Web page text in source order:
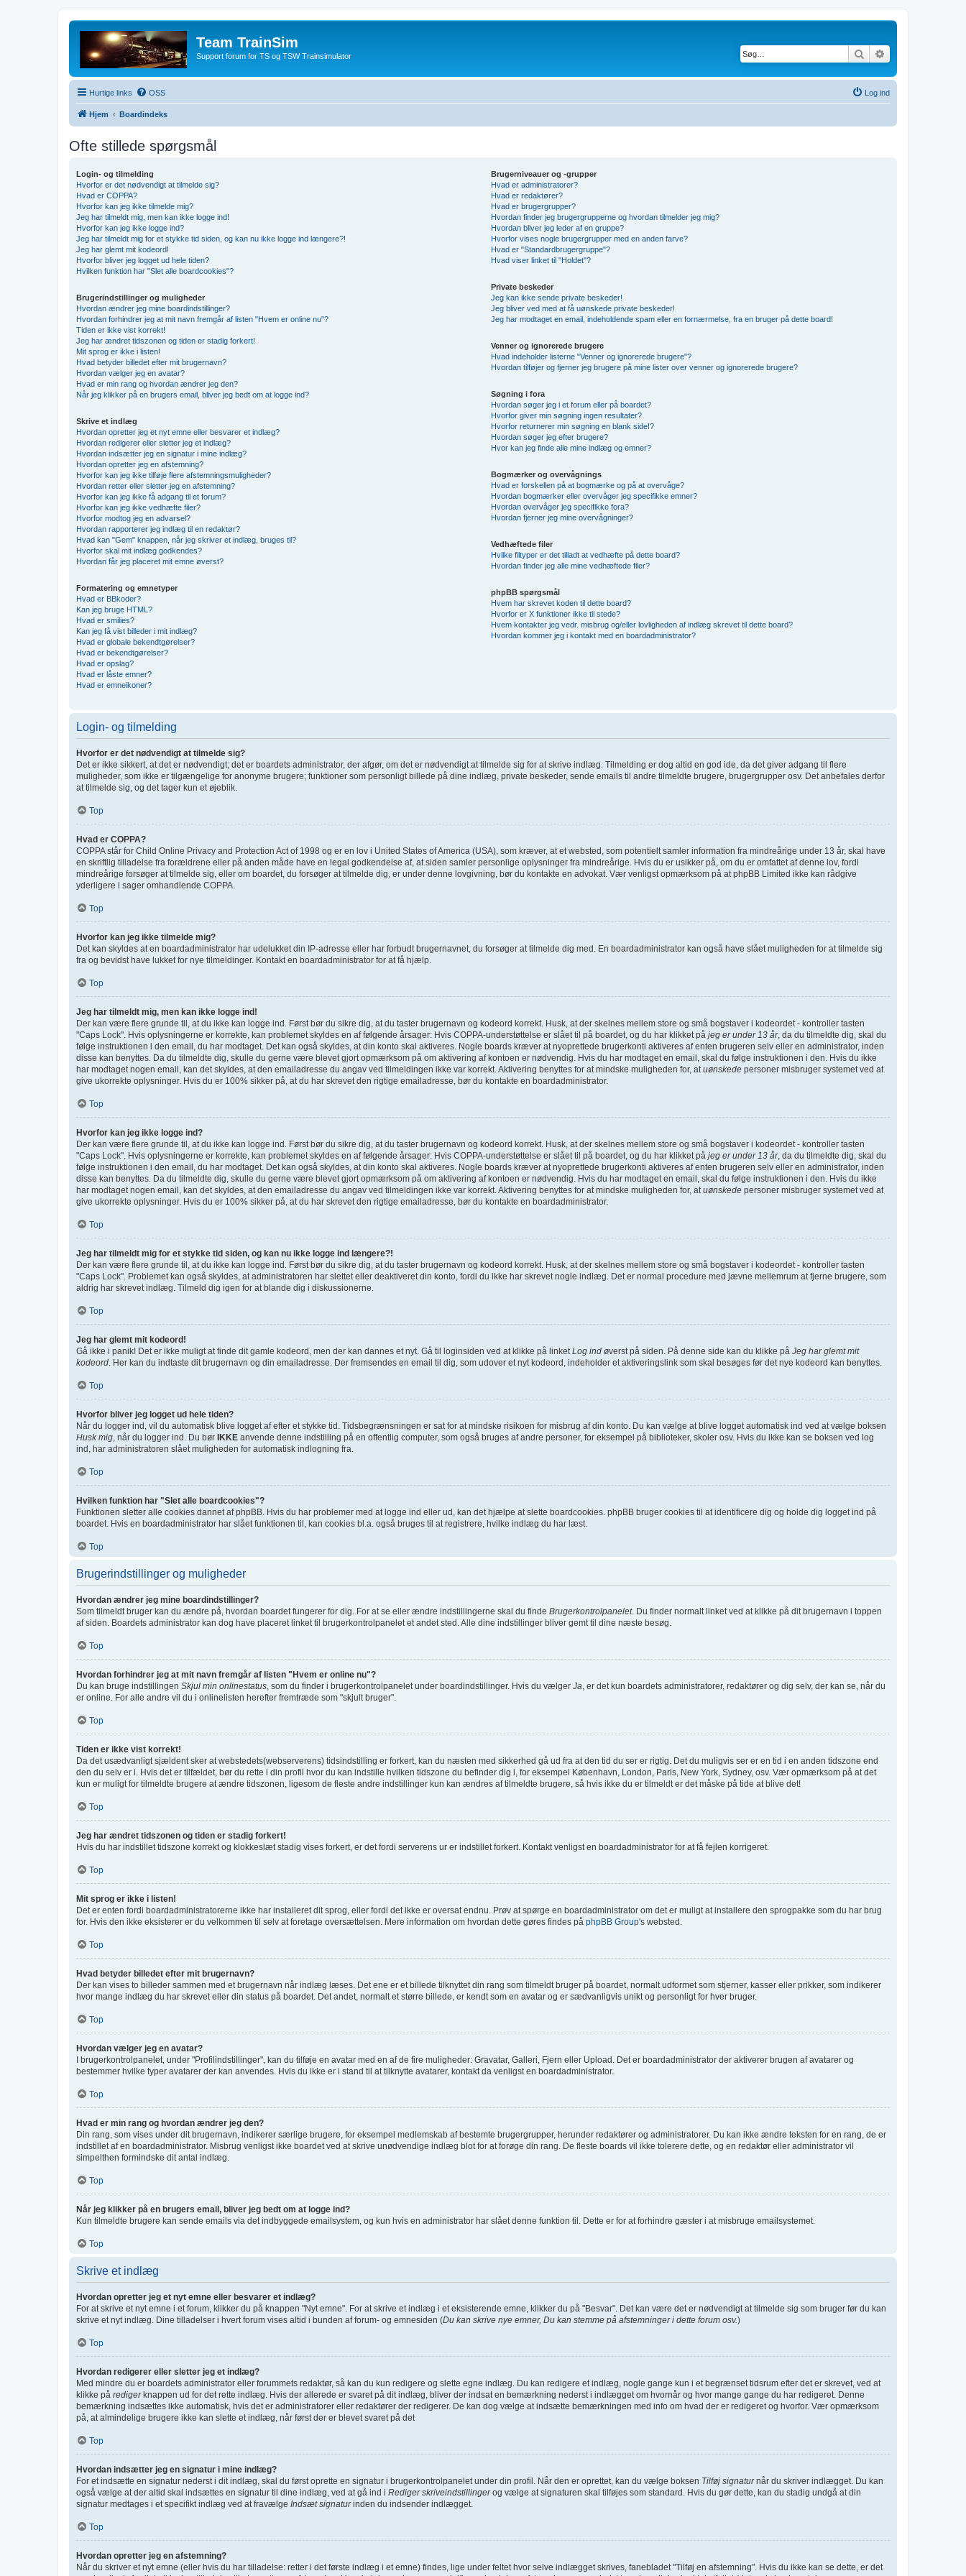
Team TrainSim
Support forum for TS og TSW Trainsimulator Søg
Hurtige links OSS Log ind
Hjem Boardindeks
Ofte stillede spørgsmål
Login- og tilmelding
Hvorfor er det nødvendigt at tilmelde sig?
Hvad er COPPA?
Hvorfor kan jeg ikke tilmelde mig?
Jeg har tilmeldt mig, men kan ikke logge ind!
Hvorfor kan jeg ikke logge ind?
Jeg har tilmeldt mig for et stykke tid siden, og kan nu ikke logge ind længere?!
Jeg har glemt mit kodeord!
Hvorfor bliver jeg logget ud hele tiden?
Hvilken funktion har "Slet alle boardcookies"?
Brugerindstillinger og muligheder
Hvordan ændrer jeg mine boardindstillinger?
Hvordan forhindrer jeg at mit navn fremgår af listen "Hvem er online nu"?
Tiden er ikke vist korrekt!
Jeg har ændret tidszonen og tiden er stadig forkert!
Mit sprog er ikke i listen!
Hvad betyder billedet efter mit brugernavn?
Hvordan vælger jeg en avatar?
Hvad er min rang og hvordan ændrer jeg den?
Når jeg klikker på en brugers email, bliver jeg bedt om at logge ind?
Skrive et indlæg
Hvordan opretter jeg et nyt emne eller besvarer et indlæg?
Hvordan redigerer eller sletter jeg et indlæg?
Hvordan indsætter jeg en signatur i mine indlæg?
Hvordan opretter jeg en afstemning?
Hvorfor kan jeg ikke tilføje flere afstemningsmuligheder?
Hvordan retter eller sletter jeg en afstemning?
Hvorfor kan jeg ikke få adgang til et forum?
Hvorfor kan jeg ikke vedhæfte filer?
Hvorfor modtog jeg en advarsel?
Hvordan rapporterer jeg indlæg til en redaktør?
Hvad kan "Gem" knappen, når jeg skriver et indlæg, bruges til?
Hvorfor skal mit indlæg godkendes?
Hvordan får jeg placeret mit emne øverst?
Formatering og emnetyper
Hvad er BBkoder?
Kan jeg bruge HTML?
Hvad er smilies?
Kan jeg få vist billeder i mit indlæg?
Hvad er globale bekendtgørelser?
Hvad er bekendtgørelser?
Hvad er opslag?
Hvad er låste emner?
Hvad er emneikoner?
Brugerniveauer og -grupper
Hvad er administratorer?
Hvad er redaktører?
Hvad er brugergrupper?
Hvordan finder jeg brugergrupperne og hvordan tilmelder jeg mig?
Hvordan bliver jeg leder af en gruppe?
Hvorfor vises nogle brugergrupper med en anden farve?
Hvad er "Standardbrugergruppe"?
Hvad viser linket til "Holdet"?
Private beskeder
Jeg kan ikke sende private beskeder!
Jeg bliver ved med at få uønskede private beskeder!
Jeg har modtaget en email, indeholdende spam eller en fornærmelse, fra en bruger på dette board!
Venner og ignorerede brugere
Hvad indeholder listerne "Venner og ignorerede brugere"?
Hvordan tilføjer og fjerner jeg brugere på mine lister over venner og ignorerede brugere?
Søgning i fora
Hvordan søger jeg i et forum eller på boardet?
Hvorfor giver min søgning ingen resultater?
Hvorfor returnerer min søgning en blank side!?
Hvordan søger jeg efter brugere?
Hvor kan jeg finde alle mine indlæg og emner?
Bogmærker og overvågnings
Hvad er forskellen på at bogmærke og på at overvåge?
Hvordan bogmærker eller overvåger jeg specifikke emner?
Hvordan overvåger jeg specifikke fora?
Hvordan fjerner jeg mine overvågninger?
Vedhæftede filer
Hvilke filtyper er det tilladt at vedhæfte på dette board?
Hvordan finder jeg alle mine vedhæftede filer?
phpBB spørgsmål
Hvem har skrevet koden til dette board?
Hvorfor er X funktioner ikke til stede?
Hvem kontakter jeg vedr. misbrug og/eller lovligheden af indlæg skrevet til dette board?
Hvordan kommer jeg i kontakt med en boardadministrator?
Login- og tilmelding
Hvorfor er det nødvendigt at tilmelde sig?
Det er ikke sikkert, at det er nødvendigt; det er boardets administrator, der afgør, om det er nødvendigt at tilmelde sig for at skrive indlæg. Tilmelding er dog altid en god ide, da det giver adgang til flere
muligheder, som ikke er tilgængelige for anonyme brugere; funktioner som personligt billede på dine indlæg, private beskeder, sende emails til andre tilmeldte brugere, brugergrupper osv. Det anbefales derfor
at tilmelde sig, og det tager kun et øjeblik.
Top
Hvad er COPPA?
COPPA står for Child Online Privacy and Protection Act of 1998 og er en lov i United States of America (USA), som kræver, at et websted, som potentielt samler information fra mindreårige under 13 år, skal have
en skriftlig tilladelse fra forældrene eller på anden måde have en legal godkendelse af, at siden samler personlige oplysninger fra mindreårige. Hvis du er usikker på, om du er omfattet af denne lov, fordi
mindreårige forsøger at tilmelde sig, eller om boardet, du forsøger at tilmelde dig, er under denne lovgivning, bør du kontakte en advokat. Vær venligst opmærksom på at phpBB Limited ikke kan rådgive
yderligere i sager omhandlende COPPA.
Top
Hvorfor kan jeg ikke tilmelde mig?
Det kan skyldes at en boardadministrator har udelukket din IP-adresse eller har forbudt brugernavnet, du forsøger at tilmelde dig med. En boardadministrator kan også have slået muligheden for at tilmelde sig
fra og bevidst have lukket for nye tilmeldinger. Kontakt en boardadministrator for at få hjælp.
Top
Jeg har tilmeldt mig, men kan ikke logge ind!
Der kan være flere grunde til, at du ikke kan logge ind. Først bør du sikre dig, at du taster brugernavn og kodeord korrekt. Husk, at der skelnes mellem store og små bogstaver i kodeordet - kontroller tasten
"Caps Lock". Hvis oplysningerne er korrekte, kan problemet skyldes en af følgende årsager: Hvis COPPA-understøttelse er slået til på boardet, og du har klikket på jeg er under 13 år, da du tilmeldte dig, skal du
følge instruktionen i den email, du har modtaget. Det kan også skyldes, at din konto skal aktiveres. Nogle boards kræver at nyoprettede brugerkonti aktiveres af enten brugeren selv eller en administrator, inden
disse kan benyttes. Da du tilmeldte dig, skulle du gerne være blevet gjort opmærksom på om aktivering af kontoen er nødvendig. Hvis du har modtaget en email, skal du følge instruktionen i den. Hvis du ikke
har modtaget nogen email, kan det skyldes, at den emailadresse du angav ved tilmeldingen ikke var korrekt. Aktivering benyttes for at mindske muligheden for, at uønskede personer misbruger systemet ved at
give ukorrekte oplysninger. Hvis du er 100% sikker på, at du har skrevet den rigtige emailadresse, bør du kontakte en boardadministrator.
Top
Hvorfor kan jeg ikke logge ind?
Der kan være flere grunde til, at du ikke kan logge ind. Først bør du sikre dig, at du taster brugernavn og kodeord korrekt. Husk, at der skelnes mellem store og små bogstaver i kodeordet - kontroller tasten
"Caps Lock". Hvis oplysningerne er korrekte, kan problemet skyldes en af følgende årsager: Hvis COPPA-understøttelse er slået til på boardet, og du har klikket på jeg er under 13 år, da du tilmeldte dig, skal du
følge instruktionen i den email, du har modtaget. Det kan også skyldes, at din konto skal aktiveres. Nogle boards kræver at nyoprettede brugerkonti aktiveres af enten brugeren selv eller en administrator, inden
disse kan benyttes. Da du tilmeldte dig, skulle du gerne være blevet gjort opmærksom på om aktivering af kontoen er nødvendig. Hvis du har modtaget en email, skal du følge instruktionen i den. Hvis du ikke
har modtaget nogen email, kan det skyldes, at den emailadresse du angav ved tilmeldingen ikke var korrekt. Aktivering benyttes for at mindske muligheden for, at uønskede personer misbruger systemet ved at
give ukorrekte oplysninger. Hvis du er 100% sikker på, at du har skrevet den rigtige emailadresse, bør du kontakte en boardadministrator.
Top
Jeg har tilmeldt mig for et stykke tid siden, og kan nu ikke logge ind længere?!
Der kan være flere grunde til, at du ikke kan logge ind. Først bør du sikre dig, at du taster brugernavn og kodeord korrekt. Husk, at der skelnes mellem store og små bogstaver i kodeordet - kontroller tasten
"Caps Lock". Problemet kan også skyldes, at administratoren har slettet eller deaktiveret din konto, fordi du ikke har skrevet nogle indlæg. Det er normal procedure med jævne mellemrum at fjerne brugere, som
aldrig har skrevet indlæg. Tilmeld dig igen for at blande dig i diskussionerne.
Top
Jeg har glemt mit kodeord!
Gå ikke i panik! Det er ikke muligt at finde dit gamle kodeord, men der kan dannes et nyt. Gå til loginsiden ved at klikke på linket Log ind øverst på siden. På denne side kan du klikke på Jeg har glemt mit
kodeord . Her kan du indtaste dit brugernavn og din emailadresse. Der fremsendes en email til dig, som udover et nyt kodeord, indeholder et aktiveringslink som skal besøges før det nye kodeord kan benyttes.
Top
Hvorfor bliver jeg logget ud hele tiden?
Når du logger ind, vil du automatisk blive logget af efter et stykke tid. Tidsbegrænsningen er sat for at mindske risikoen for misbrug af din konto. Du kan vælge at blive logget automatisk ind ved at vælge boksen
Husk mig , når du logger ind. Du bør IKKE anvende denne indstilling på en offentlig computer, som også bruges af andre personer, for eksempel på biblioteker, skoler osv. Hvis du ikke kan se boksen ved log
ind, har administratoren slået muligheden for automatisk indlogning fra.
Top
Hvilken funktion har "Slet alle boardcookies"?
Funktionen sletter alle cookies dannet af phpBB. Hvis du har problemer med at logge ind eller ud, kan det hjælpe at slette boardcookies. phpBB bruger cookies til at identificere dig og holde dig logget ind på
boardet. Hvis en boardadministrator har slået funktionen til, kan cookies bl.a. også bruges til at registrere, hvilke indlæg du har læst.
Top
Brugerindstillinger og muligheder
Hvordan ændrer jeg mine boardindstillinger?
Som tilmeldt bruger kan du ændre på, hvordan boardet fungerer for dig. For at se eller ændre indstillingerne skal du finde Brugerkontrolpanelet. Du finder normalt linket ved at klikke på dit brugernavn i toppen
af siden. Boardets administrator kan dog have placeret linket til brugerkontrolpanelet et andet sted. Alle dine indstillinger bliver gemt til dine næste besøg.
Top
Hvordan forhindrer jeg at mit navn fremgår af listen "Hvem er online nu"?
Du kan bruge indstillingen Skjul min onlinestatus , som du finder i brugerkontrolpanelet under boardindstillinger. Hvis du vælger Ja , er det kun boardets administratorer, redaktører og dig selv, der kan se, når du
er online. For alle andre vil du i onlinelisten herefter fremtræde som "skjult bruger".
Top
Tiden er ikke vist korrekt!
Da det usædvanligt sjældent sker at webstedets(webserverens) tidsindstilling er forkert, kan du næsten med sikkerhed gå ud fra at den tid du ser er rigtig. Det du muligvis ser er en tid i en anden tidszone end
den du selv er i. Hvis det er tilfældet, bør du rette i din profil hvor du kan indstille hvilken tidszone du befinder dig i, for eksempel København, London, Paris, New York, Sydney, osv. Vær opmærksom på at det
kun er muligt for tilmeldte brugere at ændre tidszonen, ligesom de fleste andre indstillinger kun kan ændres af tilmeldte brugere, så hvis ikke du er tilmeldt er det måske på tide at blive det!
Top
Jeg har ændret tidszonen og tiden er stadig forkert!
Hvis du har indstillet tidszone korrekt og klokkeslæt stadig vises forkert, er det fordi serverens ur er indstillet forkert. Kontakt venligst en boardadministrator for at få fejlen korrigeret.
Top
Mit sprog er ikke i listen!
Det er enten fordi boardadministratorerne ikke har installeret dit sprog, eller fordi det ikke er oversat endnu. Prøv at spørge en boardadministrator om det er muligt at installere den sprogpakke som du har brug
for. Hvis den ikke eksisterer er du velkommen til selv at foretage oversættelsen. Mere information om hvordan dette gøres findes på phpBB Group's websted.
Top
Hvad betyder billedet efter mit brugernavn?
Der kan vises to billeder sammen med et brugernavn når indlæg læses. Det ene er et billede tilknyttet din rang som tilmeldt bruger på boardet, normalt udformet som stjerner, kasser eller prikker, som indikerer
hvor mange indlæg du har skrevet eller din status på boardet. Det andet, normalt et større billede, er kendt som en avatar og er sædvanligvis unikt og personligt for hver bruger.
Top
Hvordan vælger jeg en avatar?
I brugerkontrolpanelet, under "Profilindstillinger", kan du tilføje en avatar med en af de fire muligheder: Gravatar, Galleri, Fjern eller Upload. Det er boardadministrator der aktiverer brugen af avatarer og
bestemmer hvilke typer avatarer der kan anvendes. Hvis du ikke er i stand til at tilknytte avatarer, kontakt da venligst en boardadministrator.
Top
Hvad er min rang og hvordan ændrer jeg den?
Din rang, som vises under dit brugernavn, indikerer særlige brugere, for eksempel medlemskab af bestemte brugergrupper, herunder redaktører og administratorer. Du kan ikke ændre teksten for en rang, de er
indstillet af en boardadministrator. Misbrug venligst ikke boardet ved at skrive unødvendige indlæg blot for at forøge din rang. De fleste boards vil ikke tolerere dette, og en redaktør eller administrator vil
simpelthen formindske dit antal indlæg.
Top
Når jeg klikker på en brugers email, bliver jeg bedt om at logge ind?
Kun tilmeldte brugere kan sende emails via det indbyggede emailsystem, og kun hvis en administrator har slået denne funktion til. Dette er for at forhindre gæster i at misbruge emailsystemet.
Top
Skrive et indlæg
Hvordan opretter jeg et nyt emne eller besvarer et indlæg?
For at skrive et nyt emne i et forum, klikker du på knappen "Nyt emne". For at skrive et indlæg i et eksisterende emne, klikker du på "Besvar". Det kan være det er nødvendigt at tilmelde sig som bruger før du kan
skrive et nyt indlæg. Dine tilladelser i hvert forum vises altid i bunden af forum- og emnesiden (Du kan skrive nye emner, Du kan stemme på afstemninger i dette forum osv.)
Top
Hvordan redigerer eller sletter jeg et indlæg?
Med mindre du er boardets administrator eller forummets redaktør, så kan du kun redigere og slette egne indlæg. Du kan redigere et indlæg, nogle gange kun i et begrænset tidsrum efter det er skrevet, ved at
klikke på redigerknappen ud for det rette indlæg. Hvis der allerede er svaret på dit indlæg, bliver der indsat en bemærkning nederst i indlægget om hvornår og hvor mange gange du har redigeret. Denne
bemærkning indsættes ikke automatisk, hvis det er administratorer eller redaktører der redigerer. De kan dog vælge at indsætte bemærkningen med info om hvad der er redigeret og hvorfor. Vær opmærksom
på, at almindelige brugere ikke kan slette et indlæg, når først der er blevet svaret på det
Top
Hvordan indsætter jeg en signatur i mine indlæg?
For et indsætte en signatur nederst i dit indlæg, skal du først oprette en signatur i brugerkontrolpanelet under din profil. Når den er oprettet, kan du vælge boksen Tilføj signaturnår du skriver indlægget. Du kan
også vælge at der altid skal indsættes en signatur til dine indlæg, ved at gå ind i Rediger skriveindstillingerog vælge at signaturen skal tilføjes som standard. Hvis du gør dette, kan du stadig undgå at din
signatur medtages i et specifikt indlæg ved at fravælge Indsæt signaturinden du indsender indlægget.
Top
Hvordan opretter jeg en afstemning?
Når du skriver et nyt emne (eller hvis du har tilladelse: retter i det første indlæg i et emne) findes, lige under feltet hvor selve indlægget skrives, fanebladet "Tilføj en afstemning". Hvis du ikke kan se dette, er det